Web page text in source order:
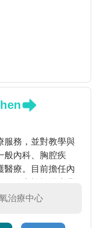
服務，並對教學與
般內科、胸腔疾
醫療。目前擔任內
相關領域的進步與
治療中心